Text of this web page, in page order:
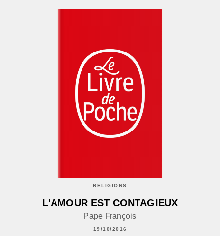
RELIGIONS
L'AMOUR EST CONTAGIEUX
Pape François
19/10/2016